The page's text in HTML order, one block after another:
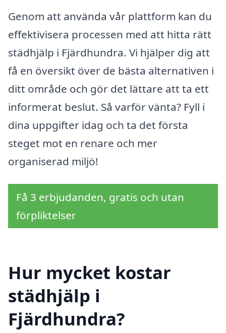
Genom att använda vår plattform kan du
effektivisera processen med att hitta rätt
städhjälp i Fjärdhundra. Vi hjälper dig att
få en översikt över de bästa alternativen i
ditt område och gör det lättare att ta ett
informerat beslut. Så varför vänta? Fyll i
dina uppgifter idag och ta det första
steget mot en renare och mer
organiserad miljö!
Få 3 erbjudanden, gratis och utan
förpliktelser
Hur mycket kostar
städhjälp i
Fjärdhundra?